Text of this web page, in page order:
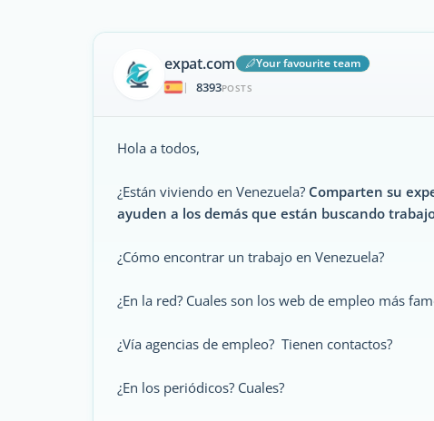
expat.com
Your favourite team
|
8393POSTS
Hola a todos,
¿Están viviendo en Venezuela? Comparten su
ayuden a los demás que están buscando
¿Cómo encontrar un trabajo en Venezuela?
¿En la red? Cuales son los web de empleo más
¿Vía agencias de empleo? Tienen contactos?
¿En los periódicos? Cuales?